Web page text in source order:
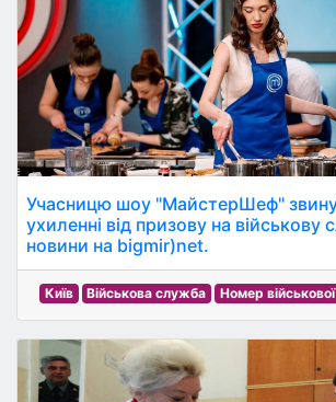
Учасницю шоу "МайстерШеф"
ухиленні від призову на військову
новини на bigmir)net.
Київ Військова служба Номер